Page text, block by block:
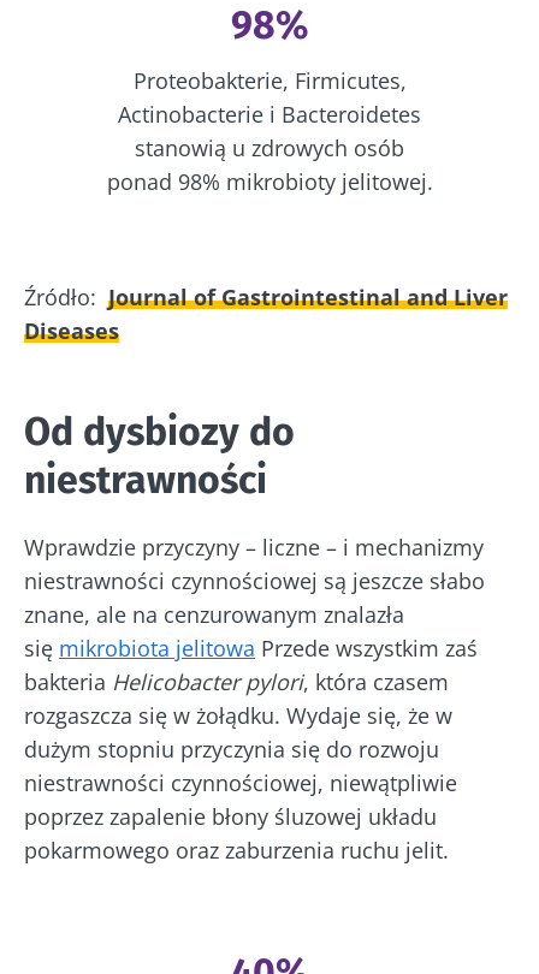
98%
Proteobakterie, Firmicutes,
Actinobacterie i Bacteroidetes
stanowią u zdrowych osób
ponad 98% mikrobioty jelitowej.
Źródło: Journal of Gastrointestinal and Liver
Diseases
Od dysbiozy do
niestrawności
Wprawdzie przyczyny – liczne – i mechanizmy
niestrawności czynnościowej są jeszcze słabo
znane, ale na cenzurowanym znalazła
się mikrobiota jelitowa Przede wszystkim zaś
bakteria Helicobacter pylori, która czasem
rozgaszcza się w żołądku. Wydaje się, że w
dużym stopniu przyczynia się do rozwoju
niestrawności czynnościowej, niewątpliwie
poprzez zapalenie błony śluzowej układu
pokarmowego oraz zaburzenia ruchu jelit.